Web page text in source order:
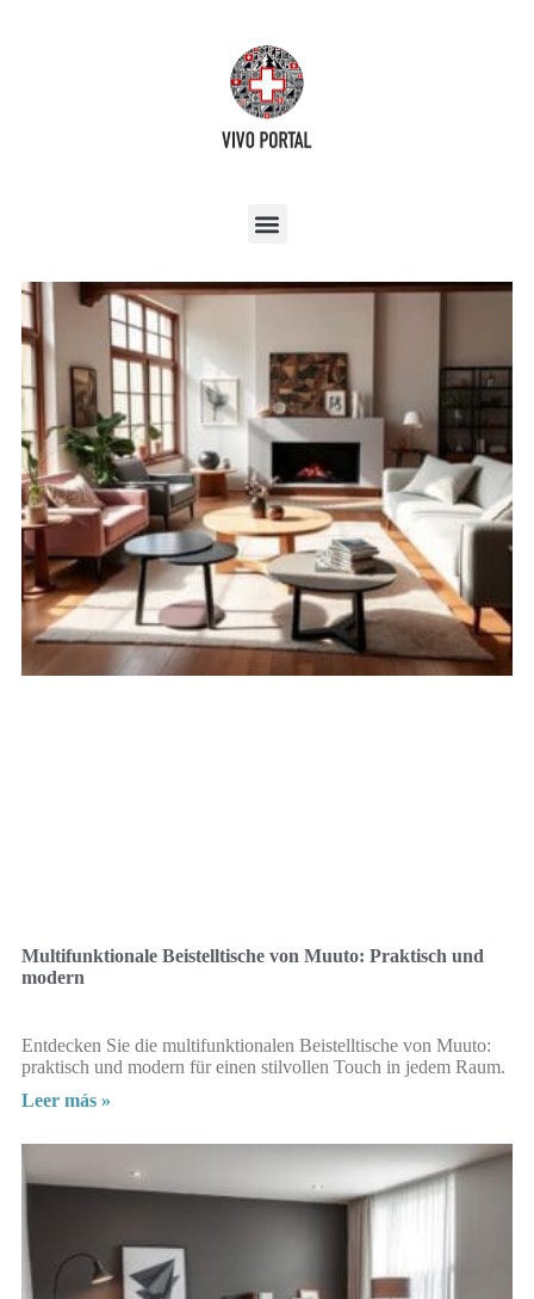
Multifunktionale Beistelltische von Muuto: Praktisch und
modern
Entdecken Sie die multifunktionalen Beistelltische von Muuto:
praktisch und modern für einen stilvollen Touch in jedem Raum.
Leer más »